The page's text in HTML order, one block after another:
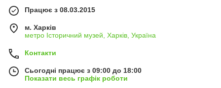
Працює з 08.03.2015
м. Харків
метро Історичний музей, Харків, Україна
Контакти
Сьогодні працює з 09:00 до 18:00
Показати весь графік роботи